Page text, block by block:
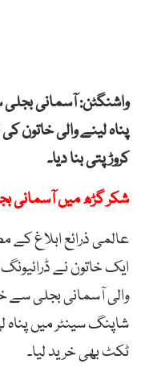
واشنگٹن: آسمانی
پناہ لینے والی خاتون
کروڑ پتی بنا دیا۔
شکر گڑھ میں آسمانی بجلی گرنے
عالمی ذرائع ابلاغ
ایک خاتون نے
والی آسمانی بجلی سے
شاپنگ سینٹر میں پناہ
ٹکٹ بھی خرید لیا۔